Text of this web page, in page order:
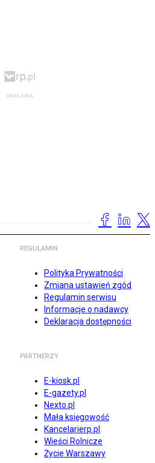
REGULAMIN
Polityka Prywatności
Zmiana ustawień zgód
Regulamin serwisu
Informacje o nadawcy
Deklaracja dostępności
PARTNERZY
E-kiosk.pl
E-gazety.pl
Nexto.pl
Mała księgowość
Kancelarierp.pl
Wieści Rolnicze
Życie Warszawy